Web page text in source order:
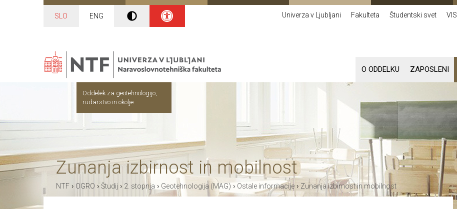
SLO ENG Univerza v Ljubljani Fakulteta Študentski svet VIS
Oddelek za geotehnologijo,
rudarstvo in okolje
O ODDELKU ZAPOSLENI
Zunanja izbirnost in mobilnost
NTF › OGRO › Študij › 2. stopnja › Geotehnologija (MAG) › Ostale informacije › Zunanja izbirnost in mobilnost